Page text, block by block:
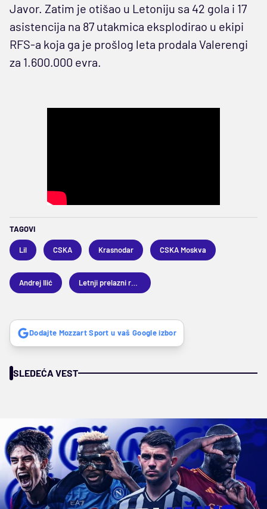
Javor. Zatim je otišao u Letoniju sa 42 gola i 17
asistencija na 87 utakmica eksplodirao u ekipi
RFS-a koja ga je prošlog leta prodala Valerengi
za 1.600.000 evra.
TAGOVI
Lil CSKA Krasnodar CSKA Moskva
Andrej Ilić
Dodajte Mozzart Sport u vaš Google izbor
SLEDEĆA VEST